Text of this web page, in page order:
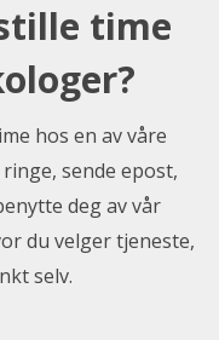
time
hos en av våre
sende epost,
deg av vår
du velger tjeneste,
selv.